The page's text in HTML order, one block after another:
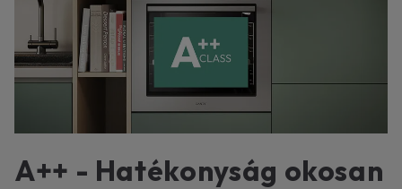
A++ - Hatékonyság okosan